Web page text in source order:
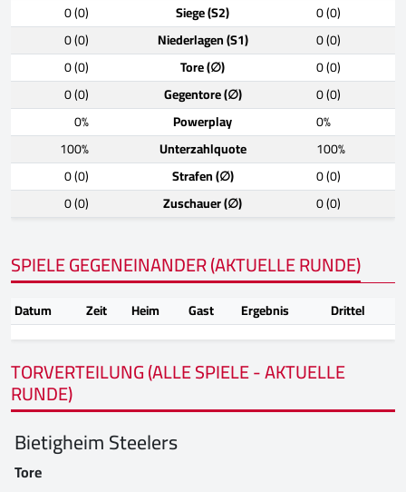
0 (0)
Siege (S2)
0 (0)
0 (0)
Niederlagen (S1)
0 (0)
0 (0)
Tore (∅)
0 (0)
0 (0)
Gegentore (∅)
0 (0)
0%
Powerplay
0%
100%
Unterzahlquote
100%
0 (0)
Strafen (∅)
0 (0)
0 (0)
Zuschauer (∅) 0 (0)
SPIELE GEGENEINANDER (AKTUELLE RUNDE)
Datum Zeit Heim Gast Ergebnis Drittel
TORVERTEILUNG (ALLE SPIELE - AKTUELLE
RUNDE)
Bietigheim Steelers
Tore